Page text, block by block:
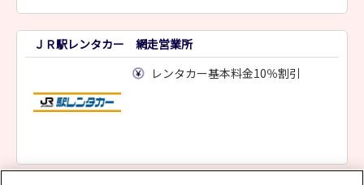
よくあるご質問
サイトマップ
ＪＲ駅レンタカー 網走営業所
レンタカー基本料金10％割引